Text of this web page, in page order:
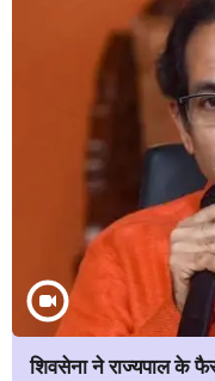
शिवसेना ने राज्यपाल के